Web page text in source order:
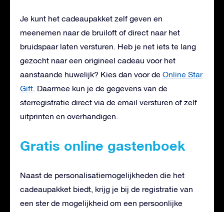
Je kunt het cadeaupakket zelf geven en
meenemen naar de bruiloft of direct naar het
bruidspaar laten versturen. Heb je net iets te lang
gezocht naar een origineel cadeau voor het
aanstaande huwelijk? Kies dan voor de Online Star
Gift. Daarmee kun je de gegevens van de
sterregistratie direct via de email versturen of zelf
uitprinten en overhandigen.
Gratis online gastenboek
Naast de personalisatiemogelijkheden die het
cadeaupakket biedt, krijg je bij de registratie van
een ster de mogelijkheid om een persoonlijke